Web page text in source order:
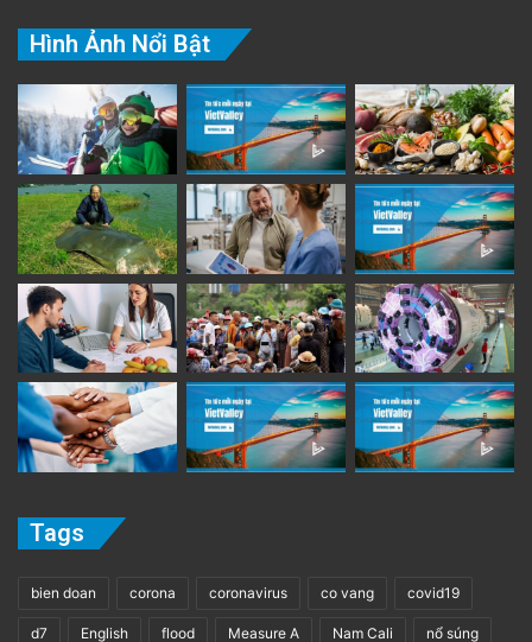
Hình Ảnh Nổi Bật
Tags
bien doan corona coronavirus co vang covid19
d7 English flood Measure A Nam Cali nổ súng